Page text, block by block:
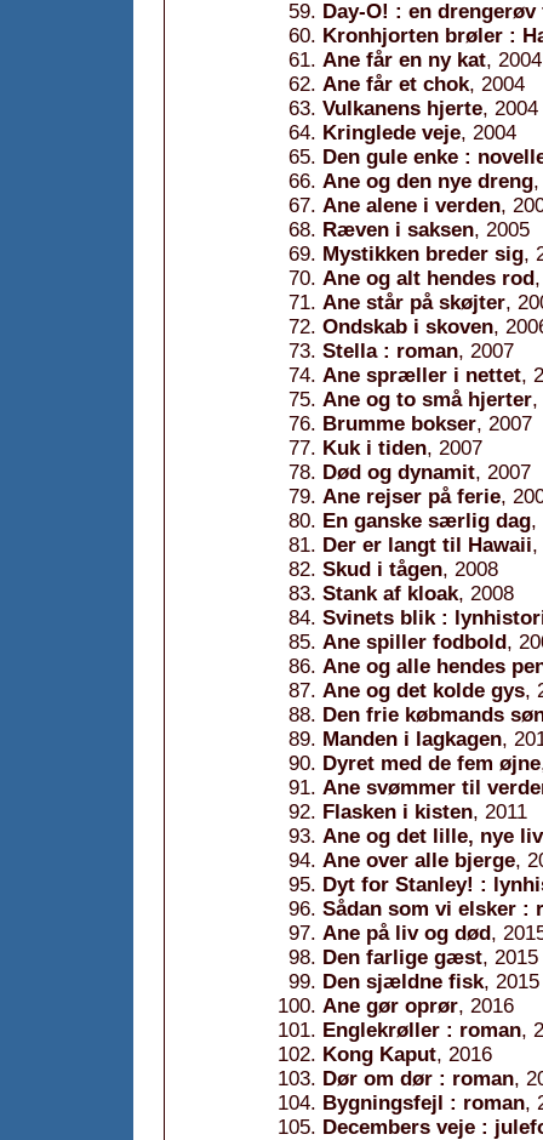
Day-O! : en
Kronhjorten brøler :
Ane får en ny kat, 2004
Ane får et chok, 2004
Vulkanens hjerte, 2004
Kringlede veje, 2004
Den gule enke :
Ane og den nye dreng
Ane alene i verden,
Ræven i saksen, 2005
Mystikken breder sig,
Ane og alt hendes rod
Ane står på skøjter,
Ondskab i skoven,
Stella : roman, 2007
Ane spræller i nettet,
Ane og to små hjerter,
Brumme bokser, 2007
Kuk i tiden, 2007
Død og dynamit, 2007
Ane rejser på ferie,
En ganske særlig dag,
Der er langt til Hawaii,
Skud i tågen, 2008
Stank af kloak, 2008
Svinets blik :
Ane spiller fodbold,
Ane og alle hendes
Ane og det kolde gys,
Den frie købmands
Manden i lagkagen,
Dyret med de fem øjne
Ane svømmer til
Flasken i kisten, 2011
Ane og det lille, nye liv
Ane over alle bjerge,
Dyt for Stanley! :
Sådan som vi elsker :
Ane på liv og død,
Den farlige gæst, 2015
Den sjældne fisk, 2015
Ane gør oprør, 2016
Englekrøller : roman,
Kong Kaput, 2016
Dør om dør : roman,
Bygningsfejl : roman,
Decembers veje :